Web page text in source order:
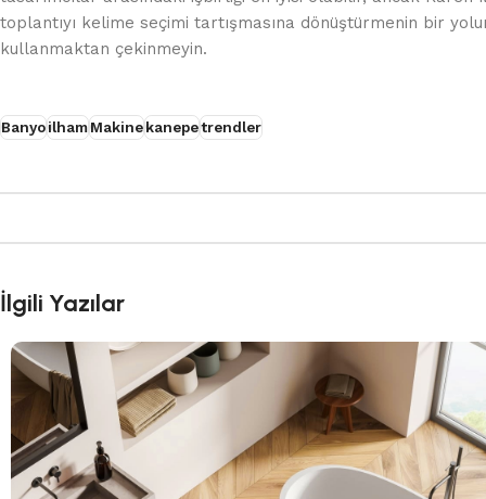
toplantıyı kelime seçimi tartışmasına dönüştürmenin bir
kullanmaktan çekinmeyin.
BanyoilhamMakinekanepetrendler
İlgili Yazılar